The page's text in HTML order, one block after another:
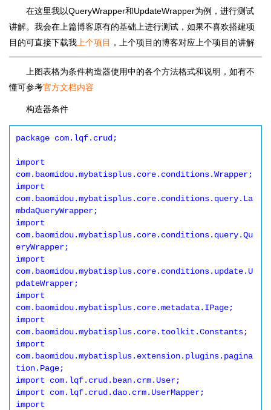
在这里我以QueryWrapper和UpdateWrapper为例，进行测试
讲解。我会在上篇博客原有的基础上进行测试，如果不喜欢搭建项
目的可直接下载我 上个项目 ，上个项目的博客对应上个项目的讲解
上图表格为条件构造器使用中的各个方法格式和说明，如有不
懂可参考官方文档内容
构造器条件
package com.lqf.crud;
import
com.baomidou.mybatisplus.core.conditions.Wrapper;
import
com.baomidou.mybatisplus.core.conditions.query.La
mbdaQueryWrapper;
import
com.baomidou.mybatisplus.core.conditions.query.Qu
eryWrapper;
import
com.baomidou.mybatisplus.core.conditions.update.U
pdateWrapper;
import
com.baomidou.mybatisplus.core.metadata.IPage;
import
com.baomidou.mybatisplus.core.toolkit.Constants;
import
com.baomidou.mybatisplus.extension.plugins.pagina
tion.Page;
import com.lqf.crud.bean.crm.User;
import com.lqf.crud.dao.crm.UserMapper;
import